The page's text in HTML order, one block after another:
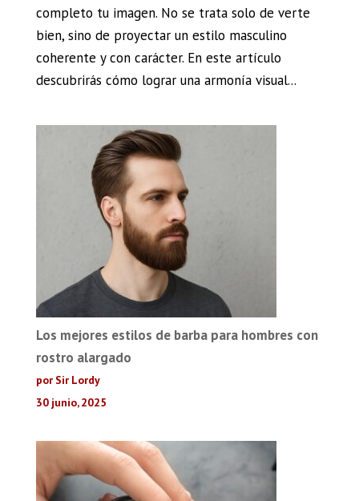
completo tu imagen. No se trata solo de verte
bien, sino de proyectar un estilo masculino
coherente y con carácter. En este artículo
descubrirás cómo lograr una armonía visual...
Los mejores estilos de barba para hombres con
rostro alargado
por Sir Lordy
30 junio, 2025